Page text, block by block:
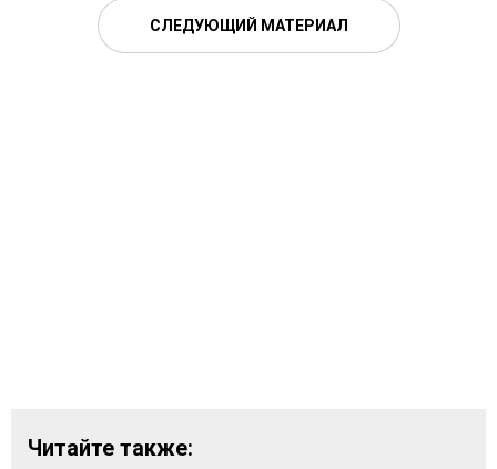
СЛЕДУЮЩИЙ МАТЕРИАЛ
Читайте также: